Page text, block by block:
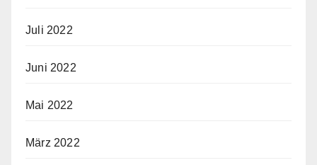
Juli 2022
Juni 2022
Mai 2022
März 2022